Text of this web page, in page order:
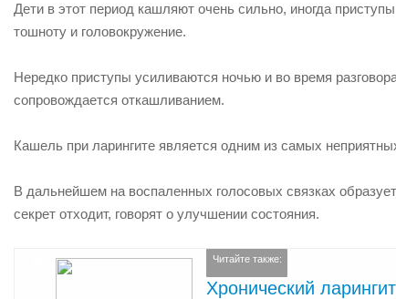
Дети в этот период кашляют очень сильно, иногда
тошноту и головокружение.
Нередко приступы усиливаются ночью и во время
сопровождается откашливанием.
Кашель при ларингите является одним из самых
В дальнейшем на воспаленных голосовых связках
секрет отходит, говорят о улучшении состояния.
Читайте также:
Хронический